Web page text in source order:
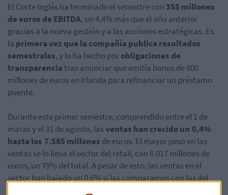
El Corte Inglés ha terminado el semestre con 355 millones
de euros de EBITDA, un 4,4% más que el año anterior
gracias a la nueva gestión y a las acciones estratégicas. Es
la primera vez que la compañía publica resultados
semestrales, y lo ha hecho porobligaciones de
transparenciatras anunciar que emitía bonos de 600
millones de euros en Irlanda para refinanciar un préstamo
puente.
Durante este primer semestre, comprendido entre el 1 de
marzo y el 31 de agosto, lasventas han crecido un 0,4%
hasta los 7.585 millones de euros. El mayor peso en las
ventas se lo lleva el sector del retail, con 6.017 millones de
euros, un 79% del total. A pesar de esto, las ventas en el
sector han bajado un 0,6% si las comparamos con las del